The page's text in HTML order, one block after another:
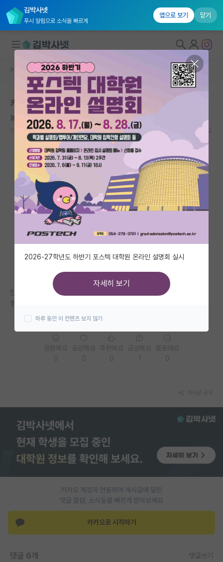
김박사넷
푸시 알림으로 소식을 빠르게
앱으로 보기 닫기
대학원생 모집
국내대학원 정보
연구실&오픈랩
커뮤니티
커뮤니티 홈
전체글보기
베스트 게시판
IF 명예의전당
자유 게시판(아무개랩)
미국 유학 게시판
미국 대학원 합격 후기 게시판
대학원 합격 후기 게시판
취업 게시판
임용 후기 게시판
PI 전용 게시판
특수/전문대학원 게시판
커뮤니티 홈 자유 게시판(아무개랩)
카이스트 원자력 및 양자공학과 면접 궁금합니다
놀란 박경리
2022.08.04 6 5186
안녕하세요 23년도 봄학기 입학 준비 중인 학부생입니다! 원자력과에 면접
정보가 많이 없네요 ㅜㅠ,,, 면접 정보 알려주신다면 감사하겠습니다🥹
카카오 계정과 연동하여 게시글에 달린
댓글 알람, 소식등을 빠르게 받아보세요
카카오로 시작하기
댓글 6개 댓글쓰기
2026-27학년도 하반기 포스텍 대학원 온라인 설명회 실시
자세히 보기
하루 동안 이 컨텐츠 보지 않기